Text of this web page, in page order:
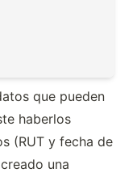
que pueden
haberlos
(RUT y fecha de
una